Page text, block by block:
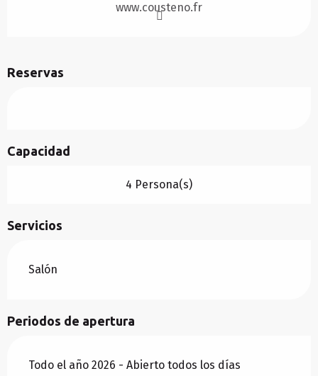
www.cousteno.fr
Reservas
Capacidad
4 Persona(s)
Servicios
Salón
Periodos de apertura
Todo el año 2026 - Abierto todos los días